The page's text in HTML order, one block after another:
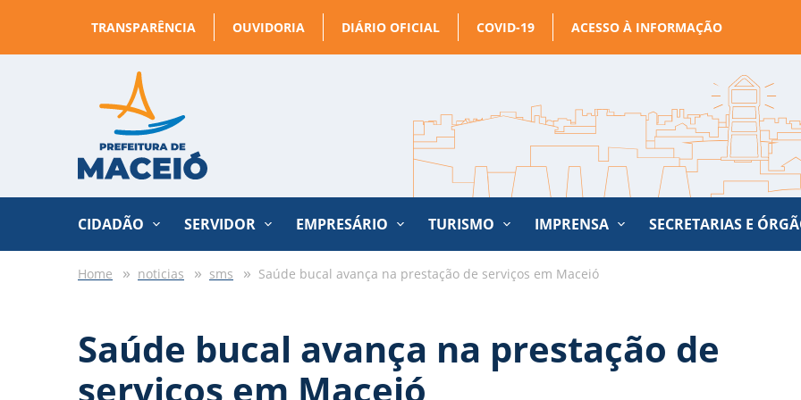
TRANSPARÊNCIA OUVIDORIA DIÁRIO OFICIAL COVID-19 ACESSO À INFORMAÇÃO
CIDADÃO SERVIDOR EMPRESÁRIO TURISMO IMPRENSA SECRETARIAS E
Home noticias sms Saúde bucal avança na prestação de serviços em Maceió
Saúde bucal avança na prestação de
serviços em Maceió